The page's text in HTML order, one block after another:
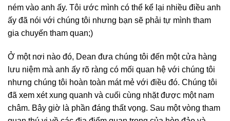
ném vào anh ấy. Tôi ước mình có thể kể lại nhiều điều anh
ấy đã nói với chúng tôi nhưng bạn sẽ phải tự mình tham
gia chuyến tham quan;)
Ở một nơi nào đó, Dean đưa chúng tôi đến một cửa hàng
lưu niệm mà anh ấy rõ ràng có mối quan hệ với chúng tôi
nhưng chúng tôi hoàn toàn mát mẻ với điều đó. Chúng tôi
đã xem xét xung quanh và cuối cùng nhặt được một nam
châm. Bây giờ là phần đáng thất vọng. Sau một vòng tham